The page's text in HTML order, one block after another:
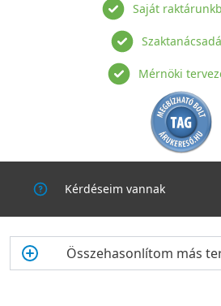
Saját
Mérnöki
Kérdéseim vannak
Összehasonlítom más